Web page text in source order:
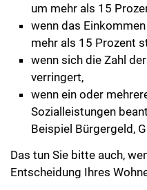
um mehr als 15
wenn das
mehr als 15 Prozent
wenn sich die Zahl
verringert,
wenn ein oder
Sozialleistungen
Beispiel Bürgergeld,
Das tun Sie bitte auch,
Entscheidung Ihres